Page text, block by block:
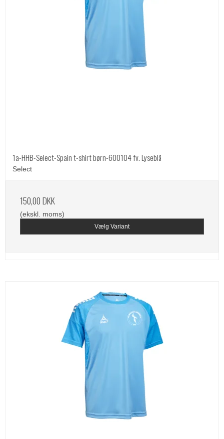
1a-HHB-Select-Spain t-shirt børn-600104 fv. Lyseblå
Select
150,00 DKK
(ekskl. moms)
Vælg Variant